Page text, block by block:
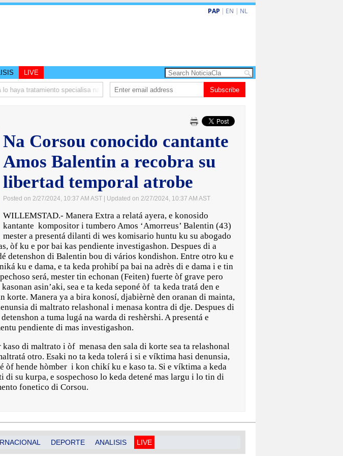
PAP | EN | NL
LIVE
tratamiento specialisa na Corsou Festival Un Canto na Bernadina ta celebra 15 aña cu Gala Nacional
Subscribe
Na Corsou conocido cantante
Amos Balentin a recobra su
libertad temporal atrobe
Posted on 2/27/2024, 10:37 AM AST | Updated on 2/27/2024, 10:37 AM AST
WILLEMSTAD.- Manera Extra a relatá ayera, e konosido
kantante kompositor i tumbero Amos ‘Amorreus’ Balentin (43)
mester a presentá dilanti di wes komisario huntu ku su abogado
òf ku e por bai kas pendiente investigashon. Despues di a
detenshon di Balentin bou di vários kondishon. Entre otro ku e
ku e dama, e ta keda prohibí pa bai na adrès di e dama i e tin
será, mester tin echonan (Feiten) fuerte òf grave pero
asin’aki, sea e ta keda seponé òf ta keda tratá den e
korte. Manera ya a bira konosí, djabièrnè den oranan di mainta,
di maltrato relashonal i menasa kontra di dje. Despues di
a tuma lugá na warda di reshèrshi. A presentá e
pendiente di mas investigashon.
di maltrato i òf menasa den sala di korte sea ta relashonal
otro. Esaki no ta keda tolerá i si e víktima hasi denunsia,
òf hende hòmber i kon chikí ku e kaso ta. Si e víktima a keda
su kurpa, e sospechoso lo keda detené mas largu i lo tin di
fonetico di Corsou.
DEPORTE ANALISIS LIVE